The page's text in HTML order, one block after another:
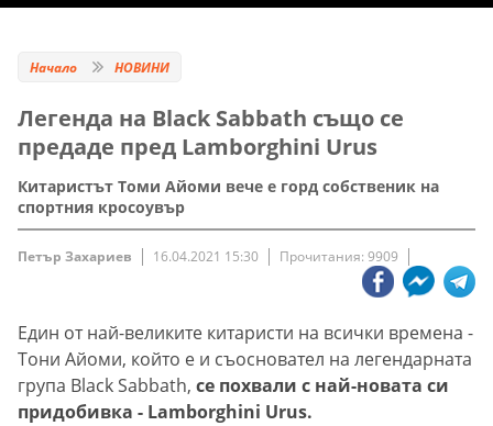
Начало НОВИНИ
Легенда на Black Sabbath също се
предаде пред Lamborghini Urus
Китаристът Томи Айоми вече е горд собственик на
спортния кросоувър
Петър Захариев 16.04.2021 15:30 Прочитания: 9909
Един от най-великите китаристи на всички времена -
Тони Айоми, който е и съосновател на легендарната
група Black Sabbath, се похвали с най-новата си
придобивка - Lamborghini Urus.